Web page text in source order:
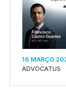
16 MARÇO
ADVOCATUS